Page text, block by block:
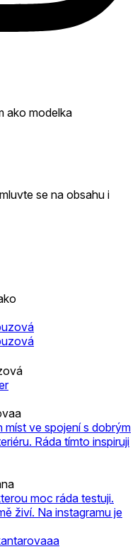
ako modelka
se na obsahu i
ve spojení s dobrým
Ráda tímto inspiruji
moc ráda testuji.
živí. Na instagramu je